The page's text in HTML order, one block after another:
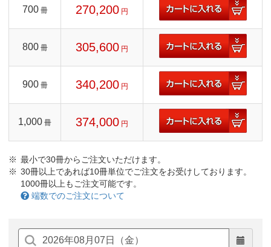
700 冊 270,200 円
800 冊 305,600 円
900 冊 340,200 円
1,000 冊 374,000 円
最小で30冊からご注文いただけます。
30冊以上であれば10冊単位でご注文をお受けしております。
1000冊以上もご注文可能です。
端数でのご注文について